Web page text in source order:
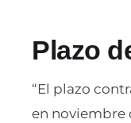
Plazo
“El plazo
en noviembre